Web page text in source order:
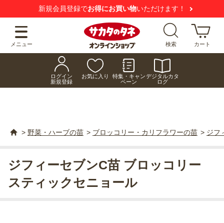
新規会員登録でお得にお買い物いただけます！
メニュー 検索 カート
ログイン
新規登録
お気に入り
特集・キャン
ペーン
デジタルカタ
ログ
> 野菜・ハーブの苗 > ブロッコリー・カリフラワーの苗 > ジフ
ジフィーセブンC苗 ブロッコリー
スティックセニョール